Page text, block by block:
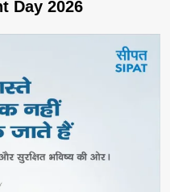
Day 2026